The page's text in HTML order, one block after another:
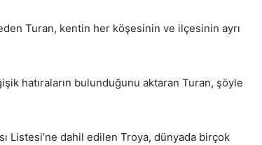
Turan, kentin her köşesinin ve ilçesinin ayrı
hatıraların bulunduğunu aktaran Turan, şöyle
Listesi’ne dahil edilen Troya, dünyada birçok